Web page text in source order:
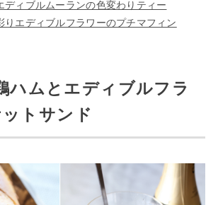
ィブルムーランの色変わりティー
エディブルフラワーのプチマフィン
ムとエディブルフラ
トサンド